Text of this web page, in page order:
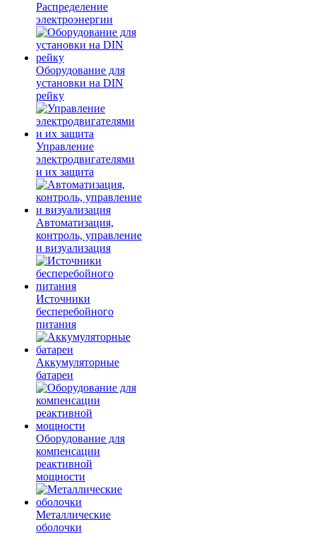
Распределение
электроэнергии
Оборудование для
установки на DIN
рейку
Управление
электродвигателями
и их защита
Автоматизация,
контроль, управление
и визуализация
Источники
бесперебойного
питания
Аккумуляторные
батареи
Оборудование для
компенсации
реактивной
мощности
Металлические
оболочки